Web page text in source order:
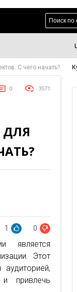
С чего начать?
0 3571
1 0
является
Этот
привлечь